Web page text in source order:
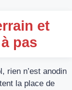
et
pas
rien n’est anodin
la place de